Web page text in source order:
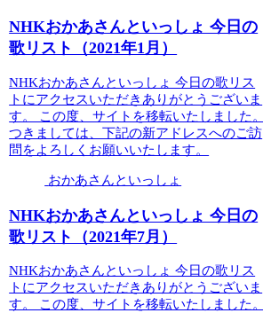
NHKおかあさんといっしょ 今日の
歌リスト（2021年1月）
NHKおかあさんといっしょ 今日の歌リス
トにアクセスいただきありがとうございま
す。 この度、サイトを移転いたしました。
つきましては、下記の新アドレスへのご訪
問をよろしくお願いいたします。
おかあさんといっしょ
NHKおかあさんといっしょ 今日の
歌リスト（2021年7月）
NHKおかあさんといっしょ 今日の歌リス
トにアクセスいただきありがとうございま
す。 この度、サイトを移転いたしました。